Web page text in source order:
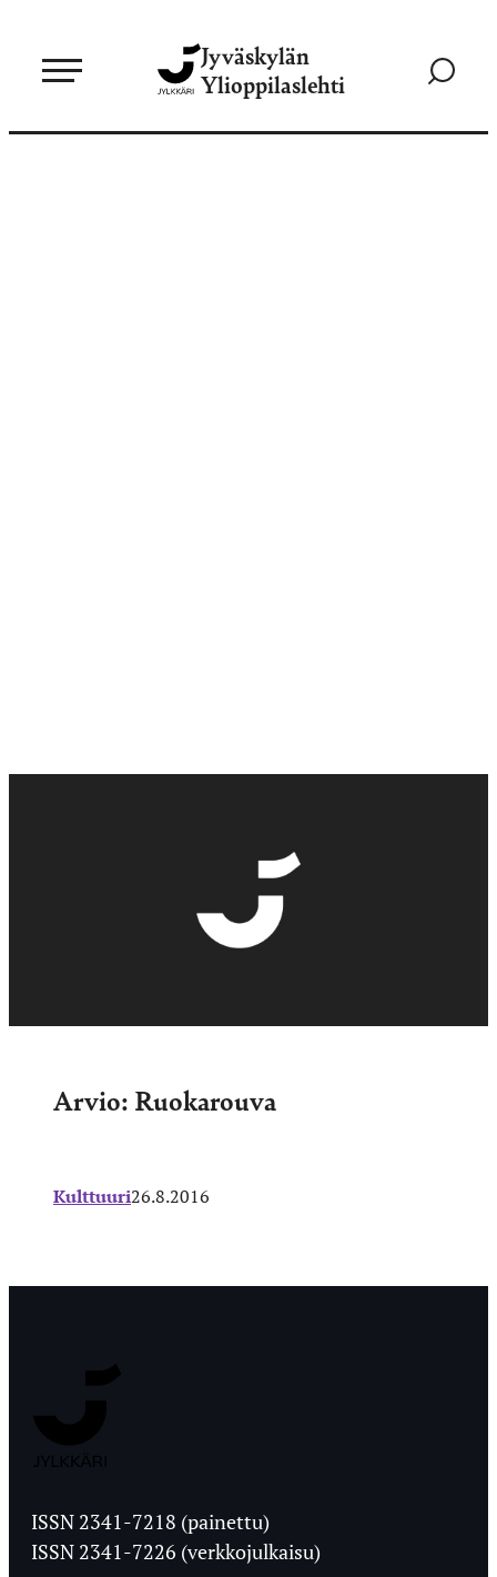
sisältöön
Jyväskylän
Ylioppilaslehti
Siirry
Arvio: Ruokarouva
Kulttuuri26.8.2016
Ylioppilaslehti
ISSN 2341-7218 (painettu)
ISSN 2341-7226 (verkkojulkaisu)